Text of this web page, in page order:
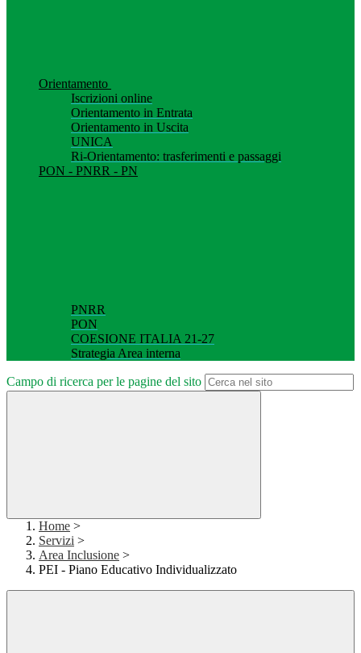
Orientamento
Iscrizioni online
Orientamento in Entrata
Orientamento in Uscita
UNICA
Ri-Orientamento: trasferimenti e passaggi
PON - PNRR - PN
PNRR
PON
COESIONE ITALIA 21-27
Strategia Area interna
Campo di ricerca per le pagine del sito
Home >
Servizi >
Area Inclusione >
PEI - Piano Educativo Individualizzato